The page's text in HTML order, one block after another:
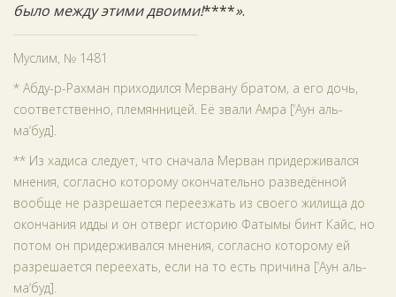
было между этими двоими!****».
Муслим, № 1481
* Абду-р-Рахман приходился Мервану братом, а его дочь,
соответственно, племянницей. Её звали Амра [‘Аун аль-
ма‘буд].
** Из хадиса следует, что сначала Мерван придерживался
мнения, согласно которому окончательно разведённой
вообще не разрешается переезжать из своего жилища до
окончания идды и он отверг историю Фатымы бинт Кайс, но
потом он придерживался мнения, согласно которому ей
разрешается переехать, если на то есть причина [‘Аун аль-
ма‘буд].